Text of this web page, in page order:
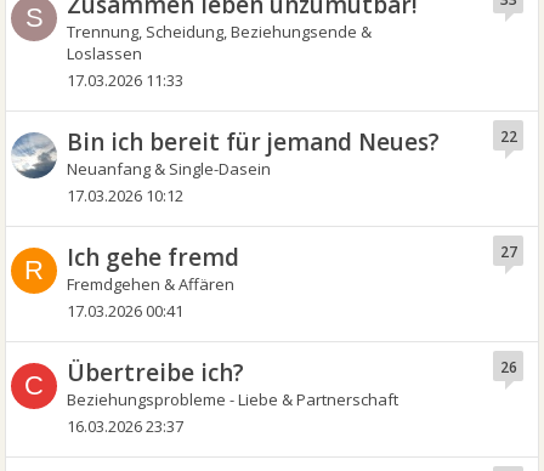
S
Trennung, Scheidung, Beziehungsende &
Loslassen
17.03.2026 11:33
Bin ich bereit für jemand Neues?
Neuanfang & Single-Dasein
22
17.03.2026 10:12
R Ich gehe fremd
Fremdgehen & Affären
27
17.03.2026 00:41
C Übertreibe ich?
Beziehungsprobleme - Liebe & Partnerschaft
26
16.03.2026 23:37